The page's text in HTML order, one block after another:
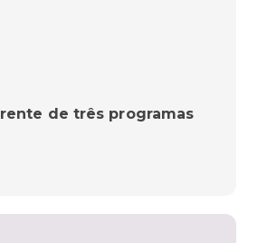
de três programas